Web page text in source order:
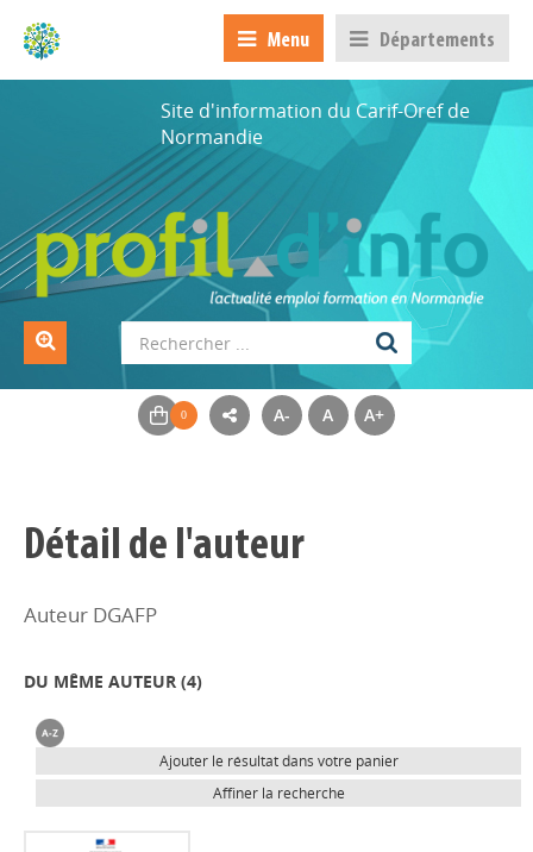
Menu Départements
Site d'information du Carif-Oref de
Normandie
A- A A+
Détail de l'auteur
Auteur DGAFP
DU MÊME AUTEUR (4)
Ajouter le résultat dans votre panier
Affiner la recherche